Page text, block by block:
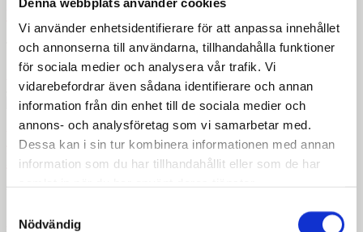
Vi använder enhetsidentifierare för att anpassa innehållet
och annonserna till användarna, tillhandahålla funktioner
för sociala medier och analysera vår trafik. Vi
vidarebefordrar även sådana identifierare och annan
information från din enhet till de sociala medier och
annons- och analysföretag som vi samarbetar med.
Dessa kan i sin tur kombinera informationen med annan
information som du har tillhandahållit eller som de har
Nödvändig
för förändring i en osäker tid
Trots en omvärld präglad av osäkerhet och ökande utmaningar för
Read more
June 5, 2026
Välkommen Ipshita Rajesh – ny Strategic
Partnership Officer
Read more